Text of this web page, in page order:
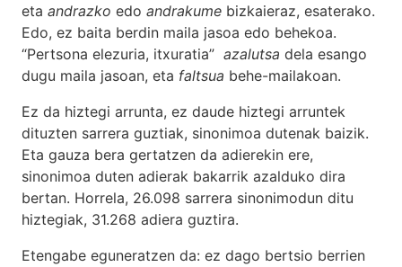
eta andrazko edo andrakume bizkaieraz, esaterako.
Edo, ez baita berdin maila jasoa edo behekoa.
“Pertsona elezuria, itxuratia” azalutsa dela esango
dugu maila jasoan, eta faltsua behe-mailakoan.
Ez da hiztegi arrunta, ez daude hiztegi arruntek
dituzten sarrera guztiak, sinonimoa dutenak baizik.
Eta gauza bera gertatzen da adierekin ere,
sinonimoa duten adierak bakarrik azalduko dira
bertan. Horrela, 26.098 sarrera sinonimodun ditu
hiztegiak, 31.268 adiera guztira.
Etengabe eguneratzen da: ez dago bertsio berrien